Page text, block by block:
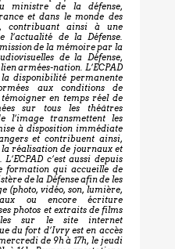
ministre de la défense,
et dans le monde des
contribuant ainsi à une
l’actualité de la Défense.
de la mémoire par la
de la Défense,
armées-nation. L’ECPAD
disponibilité permanente
aux conditions de
en temps réel de
sur tous les théâtres
l’image transmettent les
à disposition immédiate
et contribuent ainsi,
la réalisation de journaux et
c’est aussi depuis
formation qui accueille de
de la Défense afin de les
(photo, vidéo, son, lumière,
ou encore écriture
photos et extraits de films
sur le site internet
du fort d’Ivry est en accès
de 9h à 17h, le jeudi